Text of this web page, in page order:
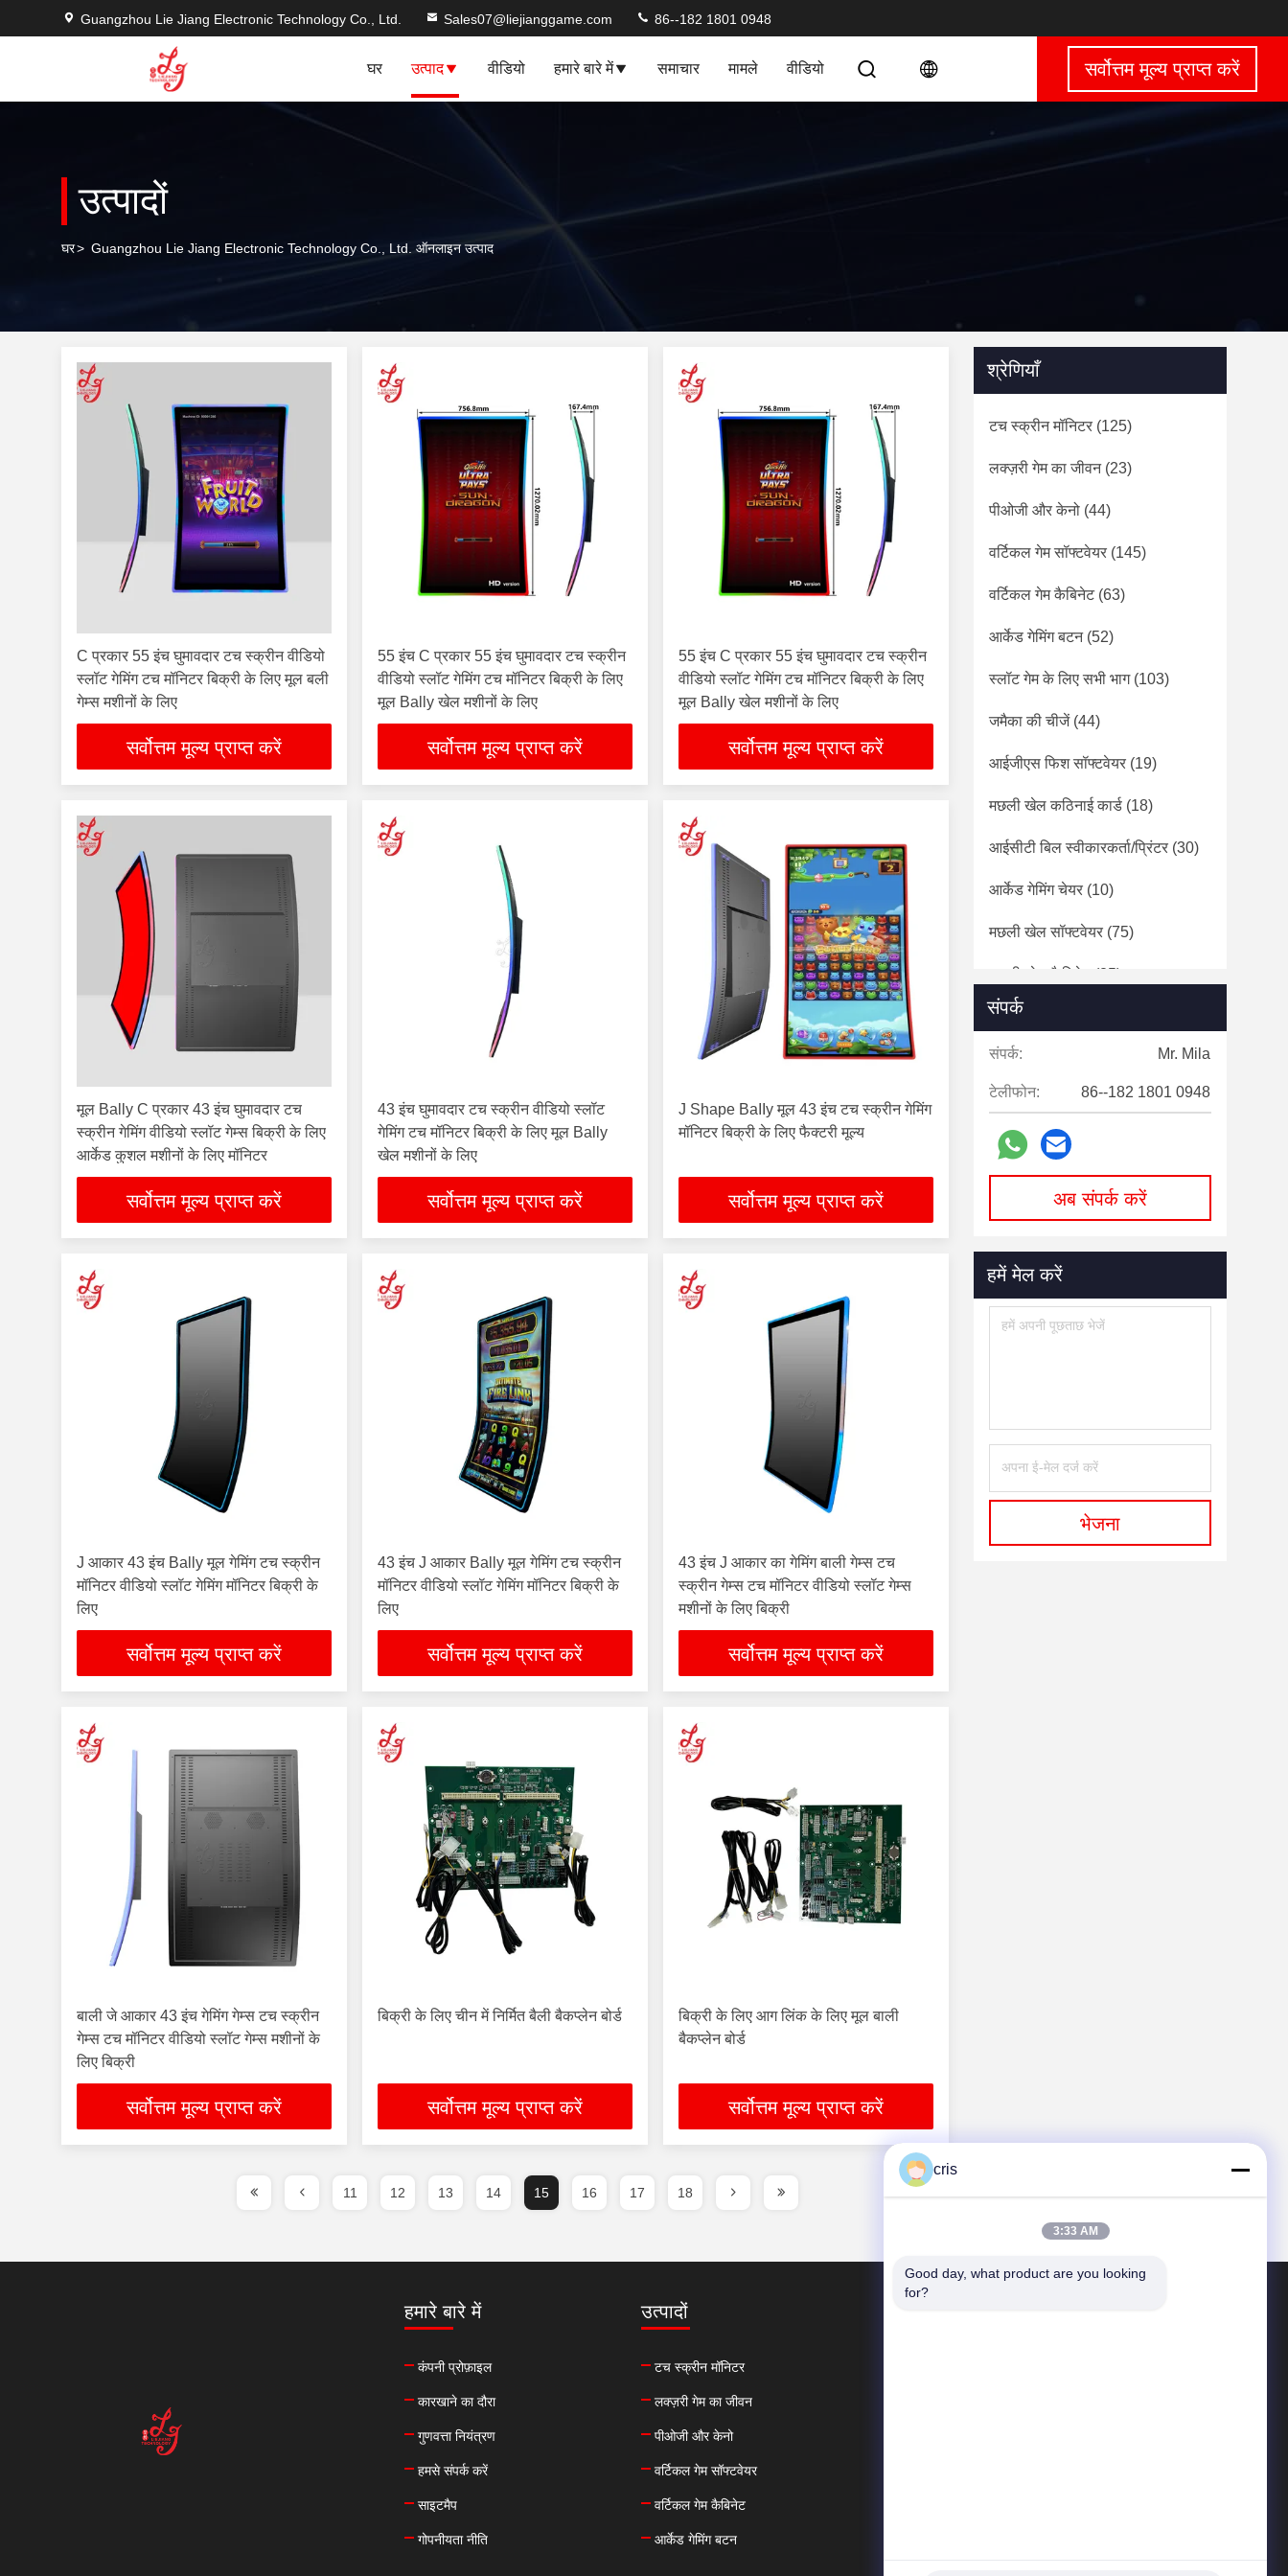
Guangzhou Lie Jiang Electronic Technology Co., Ltd. Sales07@liejianggame.com 86--182 1801 0948
घर उत्पाद वीडियो हमारे बारे में समाचार मामले वीडियो सर्वोत्तम मूल्य प्राप्त करें
उत्पादों
घर> Guangzhou Lie Jiang Electronic Technology Co., Ltd. ऑनलाइन उत्पाद
C प्रकार 55 इंच घुमावदार टच स्क्रीन वीडियो
स्लॉट गेमिंग टच मॉनिटर बिक्री के लिए मूल बली
गेम्स मशीनों के लिए
सर्वोत्तम मूल्य प्राप्त करें
55 इंच C प्रकार 55 इंच घुमावदार टच स्क्रीन
वीडियो स्लॉट गेमिंग टच मॉनिटर बिक्री के लिए
मूल Bally खेल मशीनों के लिए
सर्वोत्तम मूल्य प्राप्त करें
55 इंच C प्रकार 55 इंच घुमावदार टच स्क्रीन
वीडियो स्लॉट गेमिंग टच मॉनिटर बिक्री के लिए
मूल Bally खेल मशीनों के लिए
सर्वोत्तम मूल्य प्राप्त करें
मूल Bally C प्रकार 43 इंच घुमावदार टच
स्क्रीन गेमिंग वीडियो स्लॉट गेम्स बिक्री के लिए
आर्केड कुशल मशीनों के लिए मॉनिटर
सर्वोत्तम मूल्य प्राप्त करें
43 इंच घुमावदार टच स्क्रीन वीडियो स्लॉट
गेमिंग टच मॉनिटर बिक्री के लिए मूल Bally
खेल मशीनों के लिए
सर्वोत्तम मूल्य प्राप्त करें
J Shape BaIIy मूल 43 इंच टच स्क्रीन गेमिंग
मॉनिटर बिक्री के लिए फैक्टरी मूल्य
सर्वोत्तम मूल्य प्राप्त करें
J आकार 43 इंच Bally मूल गेमिंग टच स्क्रीन
मॉनिटर वीडियो स्लॉट गेमिंग मॉनिटर बिक्री के
लिए
सर्वोत्तम मूल्य प्राप्त करें
43 इंच J आकार Bally मूल गेमिंग टच स्क्रीन
मॉनिटर वीडियो स्लॉट गेमिंग मॉनिटर बिक्री के
लिए
सर्वोत्तम मूल्य प्राप्त करें
43 इंच J आकार का गेमिंग बाली गेम्स टच
स्क्रीन गेम्स टच मॉनिटर वीडियो स्लॉट गेम्स
मशीनों के लिए बिक्री
सर्वोत्तम मूल्य प्राप्त करें
बाली जे आकार 43 इंच गेमिंग गेम्स टच स्क्रीन
गेम्स टच मॉनिटर वीडियो स्लॉट गेम्स मशीनों के
लिए बिक्री
सर्वोत्तम मूल्य प्राप्त करें
बिक्री के लिए चीन में निर्मित बैली बैकप्लेन बोर्ड
सर्वोत्तम मूल्य प्राप्त करें
बिक्री के लिए आग लिंक के लिए मूल बाली
बैकप्लेन बोर्ड
सर्वोत्तम मूल्य प्राप्त करें
श्रेणियाँ
टच स्क्रीन मॉनिटर (125)
लक्ज़री गेम का जीवन(23)
पीओजी और केनो (44)
वर्टिकल गेम सॉफ्टवेयर (145)
वर्टिकल गेम कैबिनेट(63)
आर्केड गेमिंग बटन(52)
स्लॉट गेम के लिए सभी भाग(103)
जमैका की चीजें(44)
आईजीएस फिश सॉफ्टवेयर (19)
मछली खेल कठिनाई कार्ड (18)
आईसीटी बिल स्वीकारकर्ता/प्रिंटर (30)
आर्केड गेमिंग चेयर (10)
मछली खेल सॉफ्टवेयर (75)
मछली खेल कैबिनेट (25)
डुअल स्लॉट गेम सॉफ्टवेयर
डुअल स्लॉट गेम कैबिनेट
सिंगल स्क्रीन स्लॉट गेम(30)
इलेक्ट्रॉनिक रूलेट गेम
(408)
संपर्क
संपर्क: Mr. Mila
टेलीफोन: 86--182 1801 0948
अब संपर्क करें
हमें मेल करें
भेजना
11 12 13 14 15 16 17 18
हमारे बारे में
कंपनी प्रोफ़ाइल
कारखाने का दौरा
गुणवत्ता नियंत्रण
हमसे संपर्क करें
साइटमैप
गोपनीयता नीति
उत्पादों
टच स्क्रीन मॉनिटर
लक्ज़री गेम का जीवन
पीओजी और केनो
वर्टिकल गेम सॉफ्टवेयर
वर्टिकल गेम कैबिनेट
आर्केड गेमिंग बटन
cris
3:33 AM
Good day, what product are you looking
for?